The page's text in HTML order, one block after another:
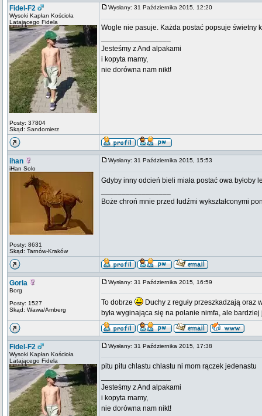
Fidel-F2
Wysoki Kapłan Kościoła
Latającego Fidela
Posty: 37804
Skąd: Sandomierz
Wysłany: 31 Października 2015, 12:20
Wogle nie pasuje. Każda postać popsuje świetny
Jesteśmy z And alpakami
i kopyta mamy,
nie dorówna nam nikt!
ihan
iHan Solo
Posty: 8631
Skąd: Tarnów-Kraków
Wysłany: 31 Października 2015, 15:53
Gdyby inny odcień bieli miała postać owa byłoby
Boże chroń mnie przed ludźmi wykształconymi
Goria
Borg
Posty: 1527
Skąd: Wawa/Amberg
Wysłany: 31 Października 2015, 16:59
To dobrze
Duchy z reguły przeszkadzają oraz
była wyginająca się na polanie nimfa, ale
Fidel-F2
Wysoki Kapłan Kościoła
Latającego Fidela
Wysłany: 31 Października 2015, 17:38
pitu pitu chlastu chlastu ni mom rączek jedenastu
Jesteśmy z And alpakami
i kopyta mamy,
nie dorówna nam nikt!